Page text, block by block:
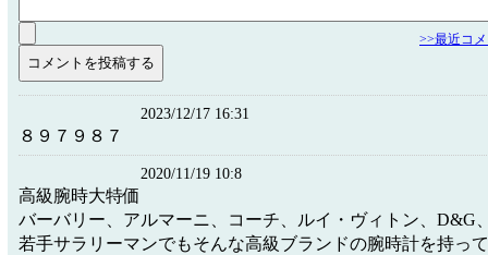
>>最近コ
2023/12/17 16:31
８９７９８７
2020/11/19 10:8
高級腕時大特価
バーバリー、アルマーニ、コーチ、ルイ・ヴィトン、D&G
若手サラリーマンでもそんな高級ブランドの腕時計を持っ